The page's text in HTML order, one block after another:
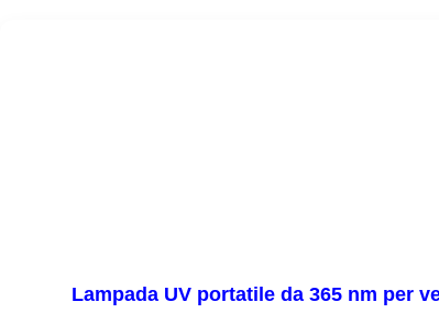
Lampada UV portatile da 365 nm per